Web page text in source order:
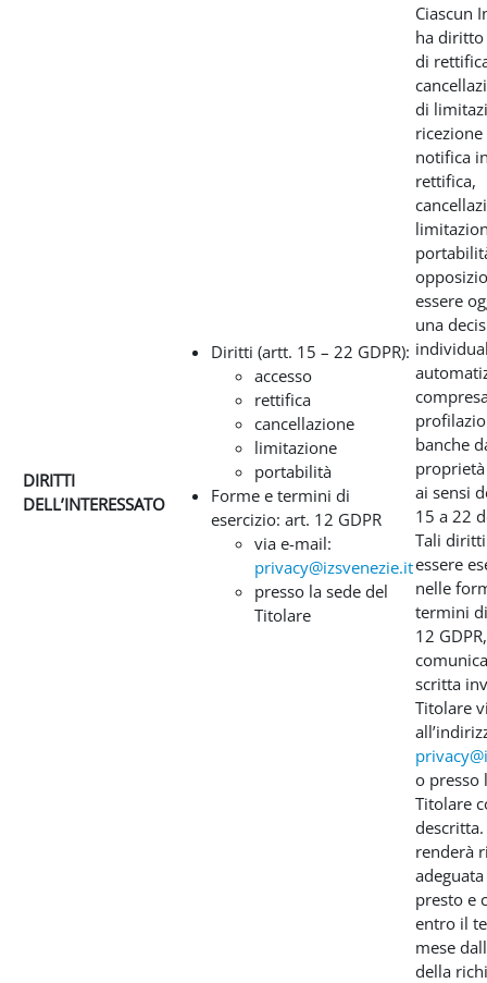
DIRITTI
DELL’INTERESSATO
Diritti (artt. 15 – 22 GDPR):
accesso
rettifica
cancellazione
limitazione
portabilità
Forme e termini di
esercizio: art. 12 GDPR
via e-mail:
privacy@izsvenezie.it
presso la sede del
Titolare
Ciascun
ha diritto
di
di
notifica
rettifica,
essere
una
banche
proprietà
ai sensi
15 a 22
Tali
essere
nelle
termini
12
scritta
Titolare
o presso
Titolare
renderà
presto e
entro il
mese
della